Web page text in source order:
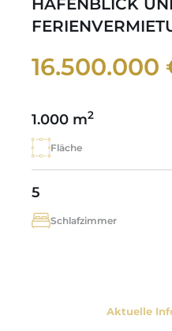
HAFENBLICK
16.500.000
1.000 m2
Fläche
5
Schlafzimmer
Aktuelle